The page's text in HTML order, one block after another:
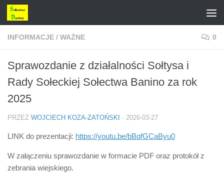
Przejdź do treści
INFORMACJE / WAŻNE 0
Sprawozdanie z działalności Sołtysa i
Rady Sołeckiej Sołectwa Banino za rok
2025
PRZEZ WOJCIECH KOZA-ZATOŃSKI · 2026-03-27
LINK do prezentacji: https://youtu.be/bBqfGCaByu0
W załączeniu sprawozdanie w formacie PDF oraz protokół z
zebrania wiejskiego.